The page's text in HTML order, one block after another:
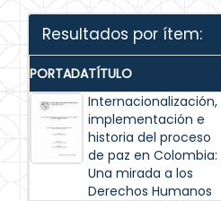
Resultados por ítem:
PORTADATÍTULO
Internacionalización,
implementación e
historia del proceso
de paz en Colombia:
Una mirada a los
Derechos Humanos